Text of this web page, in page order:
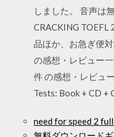
しました。 音声は
CRACKING TOEFL
品ほか、お急ぎ便
の感想・レビュー
件 の感想・レビュ
Tests: Book + CD +
need for speed 2